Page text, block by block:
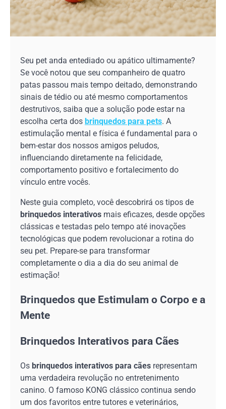
Seu pet anda entediado ou apático ultimamente?
Se você notou que seu companheiro de quatro
patas passou mais tempo deitado, demonstrando
sinais de tédio ou até mesmo comportamentos
destrutivos, saiba que a solução pode estar na
escolha certa dos brinquedos para pets. A
estimulação mental e física é fundamental para o
bem-estar dos nossos amigos peludos,
influenciando diretamente na felicidade,
comportamento positivo e fortalecimento do
vínculo entre vocês.
Neste guia completo, você descobrirá os tipos de
brinquedos interativos mais eficazes, desde opções
clássicas e testadas pelo tempo até inovações
tecnológicas que podem revolucionar a rotina do
seu pet. Prepare-se para transformar
completamente o dia a dia do seu animal de
estimação!
Brinquedos que Estimulam o Corpo e a
Mente
Brinquedos Interativos para Cães
Os brinquedos interativos para cães representam
uma verdadeira revolução no entretenimento
canino. O famoso KONG clássico continua sendo
um dos favoritos entre tutores e veterinários,